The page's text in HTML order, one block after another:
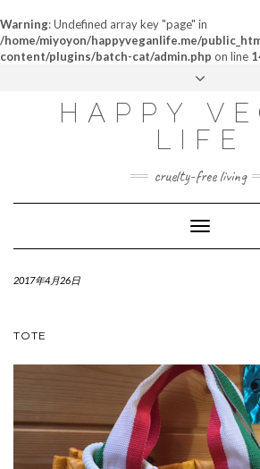
Warning: Undefined array key "page" in
/home/miyoyon/happyveganlife.me/
content/plugins/batch-cat/admin.php on line
ABOUT
MY STORY
CONTACT
HAPPY
LIFE
cruelty-free living
Toggle
Navigation
2017年4月26日
TOTE